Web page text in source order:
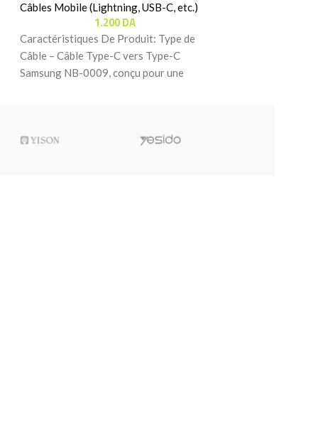
Câbles Mobile (Lightning, USB-C, etc.)
1.200DA
Caractéristiques De Produit: Type de
Câble – Câble Type-C vers Type-C
Samsung NB-0009, conçu pour une